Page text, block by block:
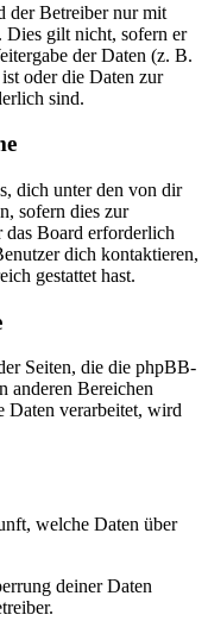
der Betreiber nur mit
Dies gilt nicht, sofern er
der Daten (z. B.
oder die Daten zur
sind.
dich unter den von dir
sofern dies zur
Board erforderlich
dich kontaktieren,
gestattet hast.
Seiten, die die phpBB-
anderen Bereichen
Daten verarbeitet, wird
welche Daten über
deiner Daten